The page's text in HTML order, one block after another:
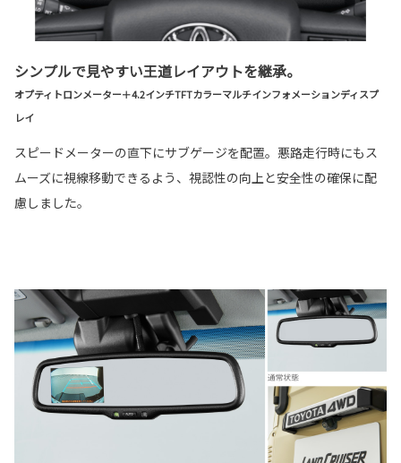
シンプルで見やすい王道レイアウトを継承。
オプティトロンメーター＋4.2インチTFTカラーマルチインフォメーションディスプ
レイ
スピードメーターの直下にサブゲージを配置。悪路走行時にもス
ムーズに視線移動できるよう、視認性の向上と安全性の確保に配
慮しました。